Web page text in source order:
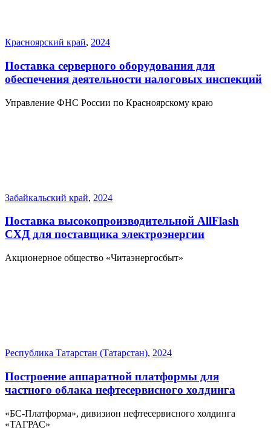
Красноярский край, 2024
Поставка серверного оборудования для
обеспечения деятельности налоговых инспекций
Управление ФНС России по Красноярскому краю
Забайкальский край, 2024
Поставка высокопроизводительной AllFlash
СХД для поставщика электроэнергии
Акционерное общество «Читаэнергосбыт»
Республика Татарстан (Татарстан), 2024
Построение аппаратной платформы для
частного облака нефтесервисного холдинга
«БС-Платформа», дивизион нефтесервисного холдинга
«ТАГРАС»